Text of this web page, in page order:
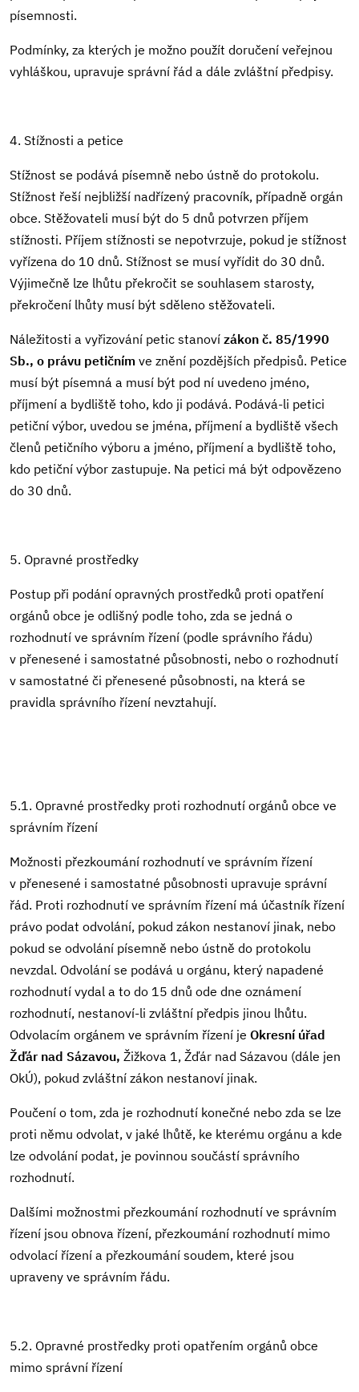
písemnosti.
Podmínky, za kterých je možno použít doručení veřejnou
vyhláškou, upravuje správní řád a dále zvláštní předpisy.
4. Stížnosti a petice
Stížnost se podává písemně nebo ústně do protokolu.
Stížnost řeší nejbližší nadřízený pracovník, případně orgán
obce. Stěžovateli musí být do 5 dnů potvrzen příjem
stížnosti. Příjem stížnosti se nepotvrzuje, pokud je stížnost
vyřízena do 10 dnů. Stížnost se musí vyřídit do 30 dnů.
Výjimečně lze lhůtu překročit se souhlasem starosty,
překročení lhůty musí být sděleno stěžovateli.
Náležitosti a vyřizování petic stanoví zákon č. 85/1990
Sb., o právu petičním ve znění pozdějších předpisů. Petice
musí být písemná a musí být pod ní uvedeno jméno,
příjmení a bydliště toho, kdo ji podává. Podává-li petici
petiční výbor, uvedou se jména, příjmení a bydliště všech
členů petičního výboru a jméno, příjmení a bydliště toho,
kdo petiční výbor zastupuje. Na petici má být odpovězeno
do 30 dnů.
5. Opravné prostředky
Postup při podání opravných prostředků proti opatření
orgánů obce je odlišný podle toho, zda se jedná o
rozhodnutí ve správním řízení (podle správního řádu)
v přenesené i samostatné působnosti, nebo o rozhodnutí
v samostatné či přenesené působnosti, na která se
pravidla správního řízení nevztahují.
5.1. Opravné prostředky proti rozhodnutí orgánů obce ve
správním řízení
Možnosti přezkoumání rozhodnutí ve správním řízení
v přenesené i samostatné působnosti upravuje správní
řád. Proti rozhodnutí ve správním řízení má účastník řízení
právo podat odvolání, pokud zákon nestanoví jinak, nebo
pokud se odvolání písemně nebo ústně do protokolu
nevzdal. Odvolání se podává u orgánu, který napadené
rozhodnutí vydal a to do 15 dnů ode dne oznámení
rozhodnutí, nestanoví-li zvláštní předpis jinou lhůtu.
Odvolacím orgánem ve správním řízení je Okresní úřad
Žďár nad Sázavou, Žižkova 1, Žďár nad Sázavou (dále jen
OkÚ), pokud zvláštní zákon nestanoví jinak.
Poučení o tom, zda je rozhodnutí konečné nebo zda se lze
proti němu odvolat, v jaké lhůtě, ke kterému orgánu a kde
lze odvolání podat, je povinnou součástí správního
rozhodnutí.
Dalšími možnostmi přezkoumání rozhodnutí ve správním
řízení jsou obnova řízení, přezkoumání rozhodnutí mimo
odvolací řízení a přezkoumání soudem, které jsou
upraveny ve správním řádu.
5.2. Opravné prostředky proti opatřením orgánů obce
mimo správní řízení